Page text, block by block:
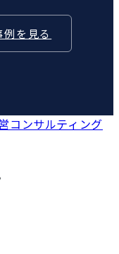
例を見る